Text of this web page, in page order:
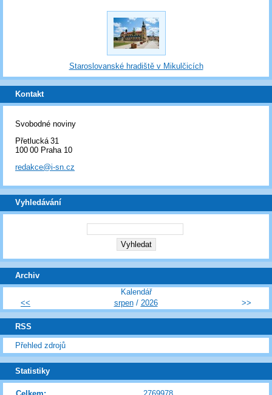
Staroslovanské hradiště v Mikulčicích
Kontakt
Svobodné noviny
Přetlucká 31
100 00 Praha 10
redakce@i-sn.cz
Vyhledávání
Archiv
Kalendář
<<
srpen/ 2026 >>
RSS
Přehled zdrojů
Statistiky